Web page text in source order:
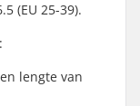
(EU 25-39).
lengte van